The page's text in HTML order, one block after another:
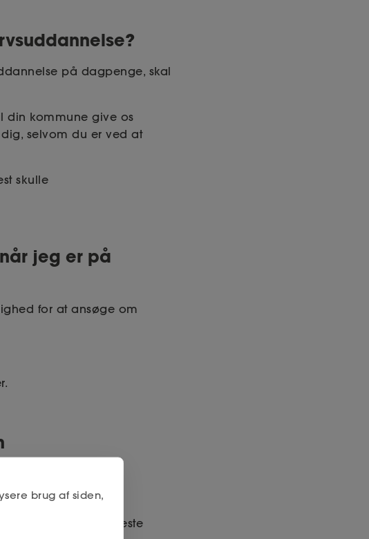
på dagpenge, skal
din kommune give os
selvom du er ved at
skulle
jeg er på
for at ansøge om
til 80 % af højeste
brug af siden,